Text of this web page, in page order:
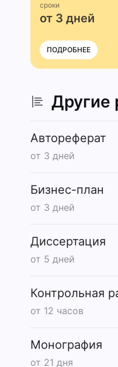
сроки
от 3 дней
ПОДРОБНЕЕ
Другие
Автореферат
от 3 дней
Бизнес-план
от 3 дней
Диссертация
от 5 дней
Контрольная
от 12 часов
Монография
от 21 дня